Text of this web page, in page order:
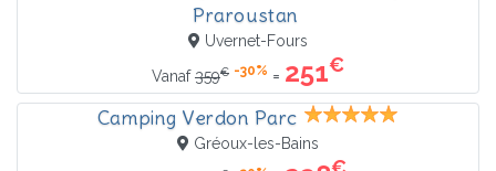
Praroustan
Uvernet-Fours
Vanaf359€ -30% = 251€
Camping Verdon Parc
Gréoux-les-Bains